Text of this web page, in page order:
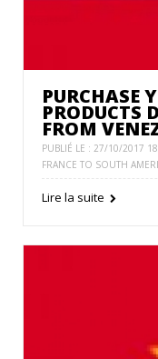
PURCHASE
PRODUCTS
FROM
PUBLIÉ LE : 27/10/2017
FRANCE TO SOUTH
Lire la suite